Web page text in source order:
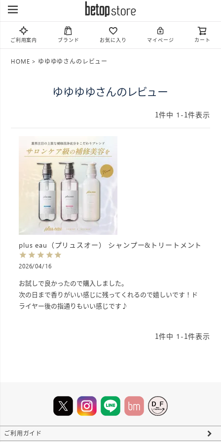
ご利用案内 ブランド お気に入り マイページ カート
HOME ゆゆゆゆさんのレビュー
ゆゆゆゆさんのレビュー
1件中 1 -1件表示
plus eau（プリュスオー） シャンプー&トリートメント
2026/04/16
お試しで良かったので購入しました。
次の日まで香りがいい感じに残ってくれるので嬉しいです！ド
ライヤー後の指通りもいい感じです♪
1件中 1 -1件表示
ご利用ガイド